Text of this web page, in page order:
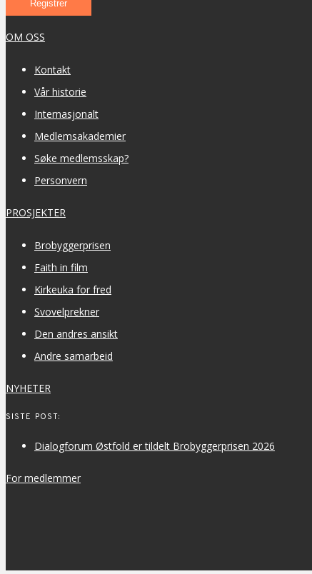
OM OSS
Kontakt
Vår historie
Internasjonalt
Medlemsakademier
Søke medlemsskap?
Personvern
PROSJEKTER
Brobyggerprisen
Faith in film
Kirkeuka for fred
Svovelprekner
Den andres ansikt
Andre samarbeid
NYHETER
SISTE POST:
Dialogforum Østfold er tildelt Brobyggerprisen 2026
For medlemmer